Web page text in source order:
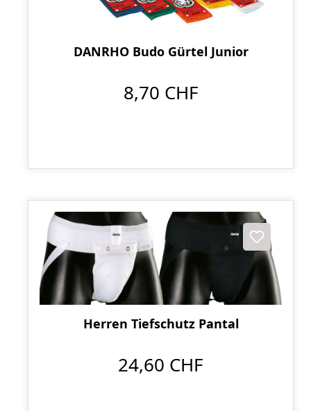
DANRHO Budo Gürtel Junior
8,70 CHF
Herren Tiefschutz Pantal
24,60 CHF